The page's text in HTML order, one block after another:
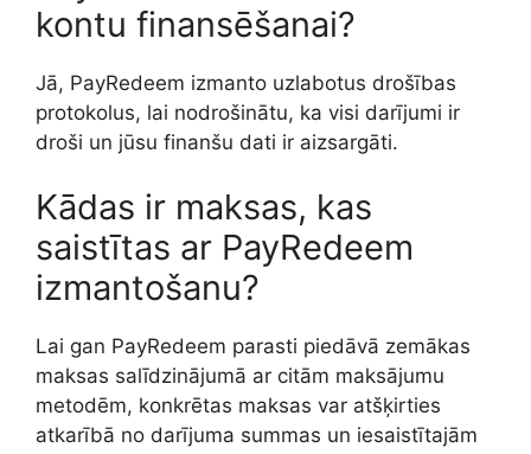
kontu finansēšanai?
Jā, PayRedeem izmanto uzlabotus drošības
protokolus, lai nodrošinātu, ka visi darījumi ir
droši un jūsu finanšu dati ir aizsargāti.
Kādas ir maksas, kas
saistītas ar PayRedeem
izmantošanu?
Lai gan PayRedeem parasti piedāvā zemākas
maksas salīdzinājumā ar citām maksājumu
metodēm, konkrētas maksas var atšķirties
atkarībā no darījuma summas un iesaistītajām